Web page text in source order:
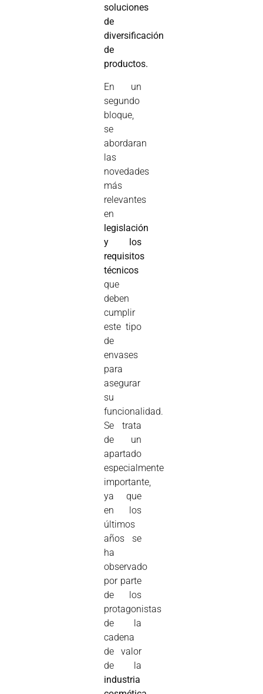
soluciones
de
diversificación
de
productos.
En un
segundo
bloque,
se
abordaran
las
novedades
más
relevantes
en
legislación
y los
requisitos
técnicos
que
deben
cumplir
este tipo
de
envases
para
asegurar
su
funcionalidad.
Se trata
de un
apartado
especialmente
importante,
ya que
en los
últimos
años se
ha
observado
por parte
de los
protagonistas
de la
cadena
de valor
de la
industria